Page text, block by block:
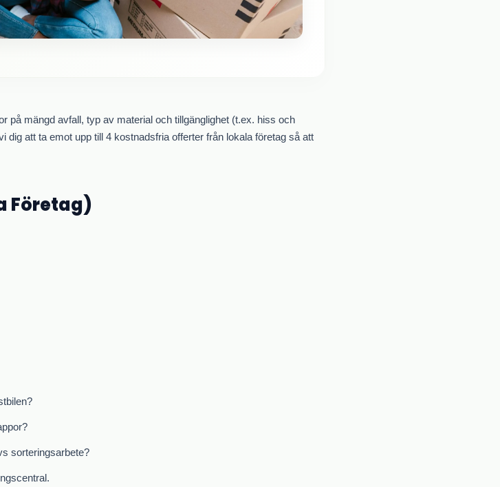
på mängd avfall, typ av material och tillgänglighet (t.ex. hiss och
att ta emot upp till 4 kostnadsfria offerter från lokala företag så att
Företag)
sorteringsarbete?